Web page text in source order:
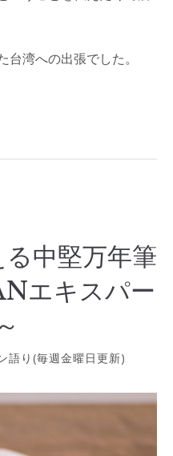
湾への出張でした。
中堅万年筆
エキスパー
語り(毎週金曜日更新)